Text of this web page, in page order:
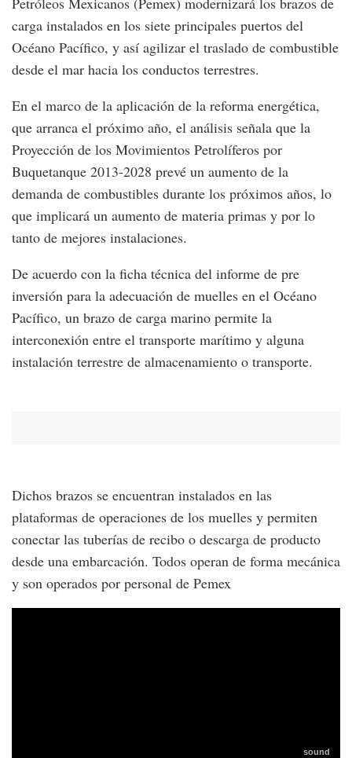
carga instalados en los siete principales puertos del
Océano Pacífico, y así agilizar el traslado de combustible
desde el mar hacia los conductos terrestres.
En el marco de la aplicación de la reforma energética,
que arranca el próximo año, el análisis señala que la
Proyección de los Movimientos Petrolíferos por
Buquetanque 2013-2028 prevé un aumento de la
demanda de combustibles durante los próximos años, lo
que implicará un aumento de materia primas y por lo
tanto de mejores instalaciones.
De acuerdo con la ficha técnica del informe de pre
inversión para la adecuación de muelles en el Océano
Pacífico, un brazo de carga marino permite la
interconexión entre el transporte marítimo y alguna
instalación terrestre de almacenamiento o transporte.
Dichos brazos se encuentran instalados en las
plataformas de operaciones de los muelles y permiten
conectar las tuberías de recibo o descarga de producto
desde una embarcación. Todos operan de forma mecánica
y son operados por personal de Pemex